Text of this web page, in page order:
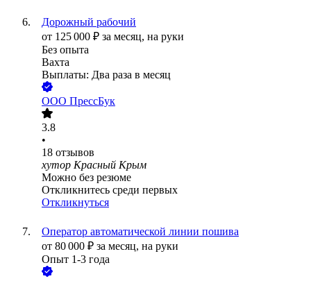
Дорожный рабочий
от 125 000 ₽ за месяц, на руки
Без опыта
Вахта
Выплаты: Два раза в месяц
ООО ПрессБук
3.8
•
18 отзывов
хутор Красный Крым
Можно без резюме
Откликнитесь среди первых
Откликнуться
Оператор автоматической линии пошива
от 80 000 ₽ за месяц, на руки
Опыт 1-3 года